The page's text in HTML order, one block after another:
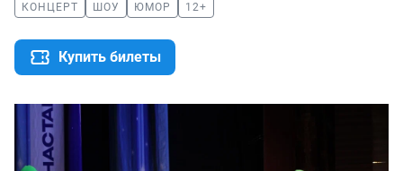
КОНЦЕРТ ШОУ ЮМОР 12+
Купить билеты